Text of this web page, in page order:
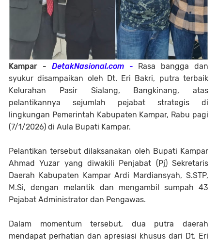
Kampar - DetakNasional.com- Rasa bangga dan
syukur disampaikan oleh Dt. Eri Bakri, putra terbaik
Kelurahan Pasir Sialang, Bangkinang, atas
pelantikannya sejumlah pejabat strategis di
lingkungan Pemerintah Kabupaten Kampar, Rabu pagi
(7/1/2026) di Aula Bupati Kampar.
Pelantikan tersebut dilaksanakan oleh Bupati Kampar
Ahmad Yuzar yang diwakili Penjabat (Pj) Sekretaris
Daerah Kabupaten Kampar Ardi Mardiansyah, S.STP,
M.Si, dengan melantik dan mengambil sumpah 43
Pejabat Administrator dan Pengawas.
Dalam momentum tersebut, dua putra daerah
mendapat perhatian dan apresiasi khusus dari Dt. Eri